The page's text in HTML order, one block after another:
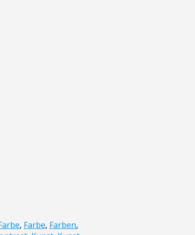
, Farbe, Farben,